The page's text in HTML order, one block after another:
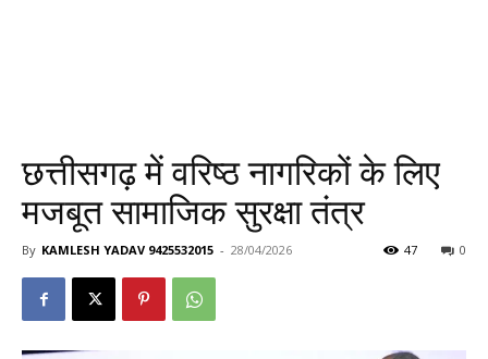
छत्तीसगढ़ में वरिष्ठ नागरिकों के लिए
मजबूत सामाजिक सुरक्षा तंत्र
By KAMLESH YADAV 9425532015 - 28/04/2026 0
47